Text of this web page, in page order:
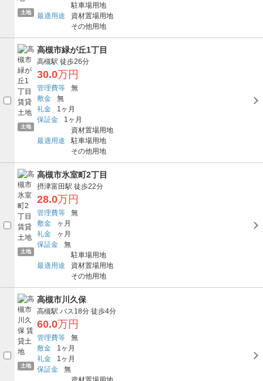
土地 最適用途
駐車場用地
資材置場用地
その他用地
土地
高槻市緑が丘1丁目
高槻駅 徒歩26分
30.0万円
管理費等
無
敷金
無
礼金
1ヶ月
保証金
1ヶ月
最適用途
資材置場用地
駐車場用地
その他用地
土地
高槻市氷室町2丁目
摂津富田駅 徒歩22分
28.0万円
管理費等
無
敷金
ヶ月
礼金
ヶ月
保証金
無
最適用途
駐車場用地
資材置場用地
その他用地
土地
高槻市川久保
高槻駅 バス18分 徒歩4分
60.0万円
管理費等
無
敷金
1ヶ月
礼金
1ヶ月
保証金
無